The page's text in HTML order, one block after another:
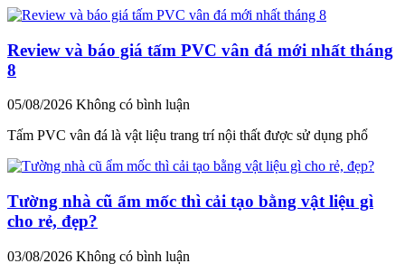
Review và báo giá tấm PVC vân đá mới nhất tháng
8
05/08/2026 Không có bình luận
Tấm PVC vân đá là vật liệu trang trí nội thất được sử dụng phổ
Tường nhà cũ ẩm mốc thì cải tạo bằng vật liệu gì
cho rẻ, đẹp?
03/08/2026 Không có bình luận